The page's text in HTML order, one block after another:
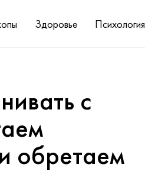
Здоровье Психология
с
обретаем